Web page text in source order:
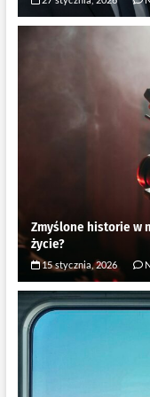
Zmyślone historie w
życie?
15 stycznia, 2026